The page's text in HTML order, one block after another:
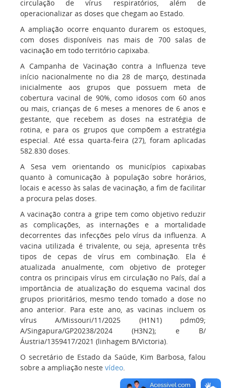
circulação de vírus respiratórios, além de
operacionalizar as doses que chegam ao Estado.
A ampliação ocorre enquanto durarem os estoques,
com doses disponíveis nas mais de 700 salas de
vacinação em todo território capixaba.
A Campanha de Vacinação contra a Influenza teve
início nacionalmente no dia 28 de março, destinada
inicialmente aos grupos que possuem meta de
cobertura vacinal de 90%, como idosos com 60 anos
ou mais, crianças de 6 meses a menores de 6 anos e
gestante, que recebem as doses na estratégia de
rotina, e para os grupos que compõem a estratégia
especial. Até essa quarta-feira (27), foram aplicadas
582.830 doses.
A Sesa vem orientando os municípios capixabas
quanto à comunicação à população sobre horários,
locais e acesso às salas de vacinação, a fim de facilitar
a procura pelas doses.
A vacinação contra a gripe tem como objetivo reduzir
as complicações, as internações e a mortalidade
decorrentes das infecções pelo vírus da influenza. A
vacina utilizada é trivalente, ou seja, apresenta três
tipos de cepas de vírus em combinação. Ela é
atualizada anualmente, com objetivo de proteger
contra os principais vírus em circulação no País, daí a
importância de atualização do esquema vacinal dos
grupos prioritários, mesmo tendo tomado a dose no
ano anterior. Para este ano, as vacinas incluem os
vírus A/Missouri/11/2025 (H1N1) pdm09;
A/Singapura/GP20238/2024 (H3N2); e B/
Áustria/1359417/2021 (linhagem B/Victoria).
O secretário de Estado da Saúde, Kim Barbosa, falou
sobre a ampliação neste vídeo.